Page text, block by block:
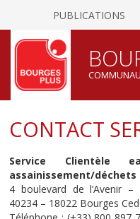
PUBLICATIONS
CONTACT
Service Clientèle
assainissement/déchets
4 boulevard de l’Avenir –
40234 – 18022 Bourges